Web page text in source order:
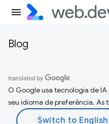
Blog
O Google usa tecnologia de
seu idioma de preferência. As